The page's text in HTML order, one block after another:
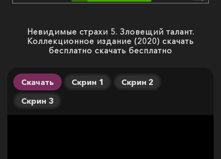
Невидимые страхи 5. Зловещий талант.
Коллекционное издание (2020) скачать
бесплатно скачать бесплатно
Скачать Скрин 1
Скрин 2
Скрин 3